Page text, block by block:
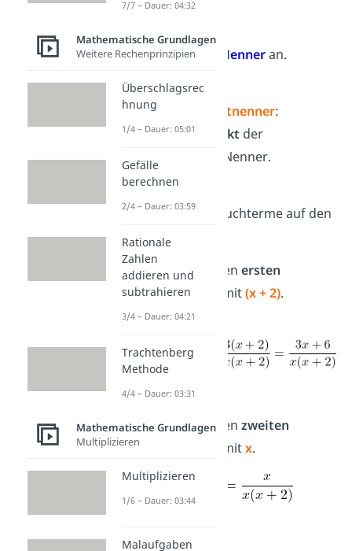
Schaue dir die Nenneran.
Finde den
Hauptnenner:
Er ist dasProdukt der
verschiedenen Nenner.
x⋅(x + 2)
Bringe beide Bruchterme auf den
Hauptnenner:
Erweitere den ersten
Bruchterm mit(x + 2).
Erweitere den zweiten
Bruchterm mitx.
7/7 – Dauer: 04:32
Mathematische Grundlagen
Weitere Rechenprinzipien
Überschlagsrec
hnung
1/4 – Dauer: 05:01
Gefälle
berechnen
2/4 – Dauer: 03:59
Rationale
Zahlen
addieren und
subtrahieren
3/4 – Dauer: 04:21
Trachtenberg
Methode
4/4 – Dauer: 03:31
Mathematische Grundlagen
Multiplizieren
Multiplizieren
1/6 – Dauer: 03:44
Malaufgaben